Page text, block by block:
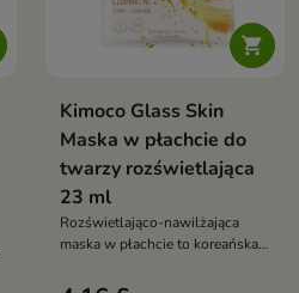

Kimoco Glass Skin
Maska w płachcie do
twarzy rozświetlająca
23 ml
Rozświetlająco-nawilżająca
maska w płachcie to koreańska
zaledwie kilkanaście minut